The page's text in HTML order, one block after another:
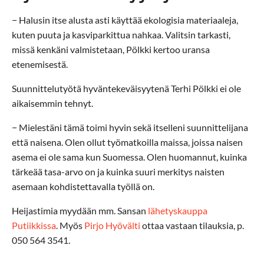
− Halusin itse alusta asti käyttää ekologisia materiaaleja,
kuten puuta ja kasviparkittua nahkaa. Valitsin tarkasti,
missä kenkäni valmistetaan, Pölkki kertoo uransa
etenemisestä.
Suunnittelutyötä hyväntekeväisyytenä Terhi Pölkki ei ole
aikaisemmin tehnyt.
− Mielestäni tämä toimi hyvin sekä itselleni suunnittelijana
että naisena. Olen ollut työmatkoilla maissa, joissa naisen
asema ei ole sama kun Suomessa. Olen huomannut, kuinka
tärkeää tasa-arvo on ja kuinka suuri merkitys naisten
asemaan kohdistettavalla työllä on.
Heijastimia myydään mm. Sansan lähetyskauppa
Putiikkissa. Myös Pirjo Hyövälti ottaa vastaan tilauksia, p.
050 564 3541.